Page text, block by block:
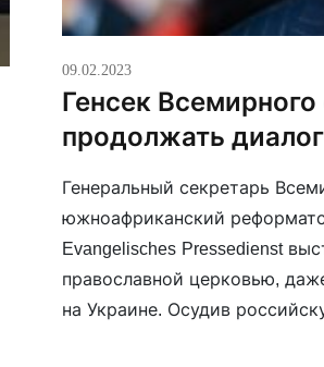
09.02.2023
Генсек
продолжать
Генеральный секретарь
южноафриканский
Evangelisches Pressedienst
православной церковью,
на Украине. Осудив